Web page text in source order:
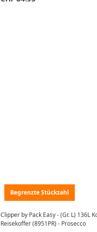
Begrenzte Stückzahl
Clipper by Pack Easy - (Gr. L) 136L
Reisekoffer (8951PR) - Prosecco